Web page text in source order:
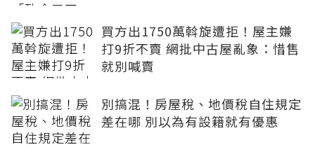
買方出1750萬斡旋遭拒！屋主嫌
打9折不賣 網批中古屋亂象：惜售
就別喊賣
別搞混！房屋稅、地價稅自住規定
差在哪 別以為有設籍就有優惠